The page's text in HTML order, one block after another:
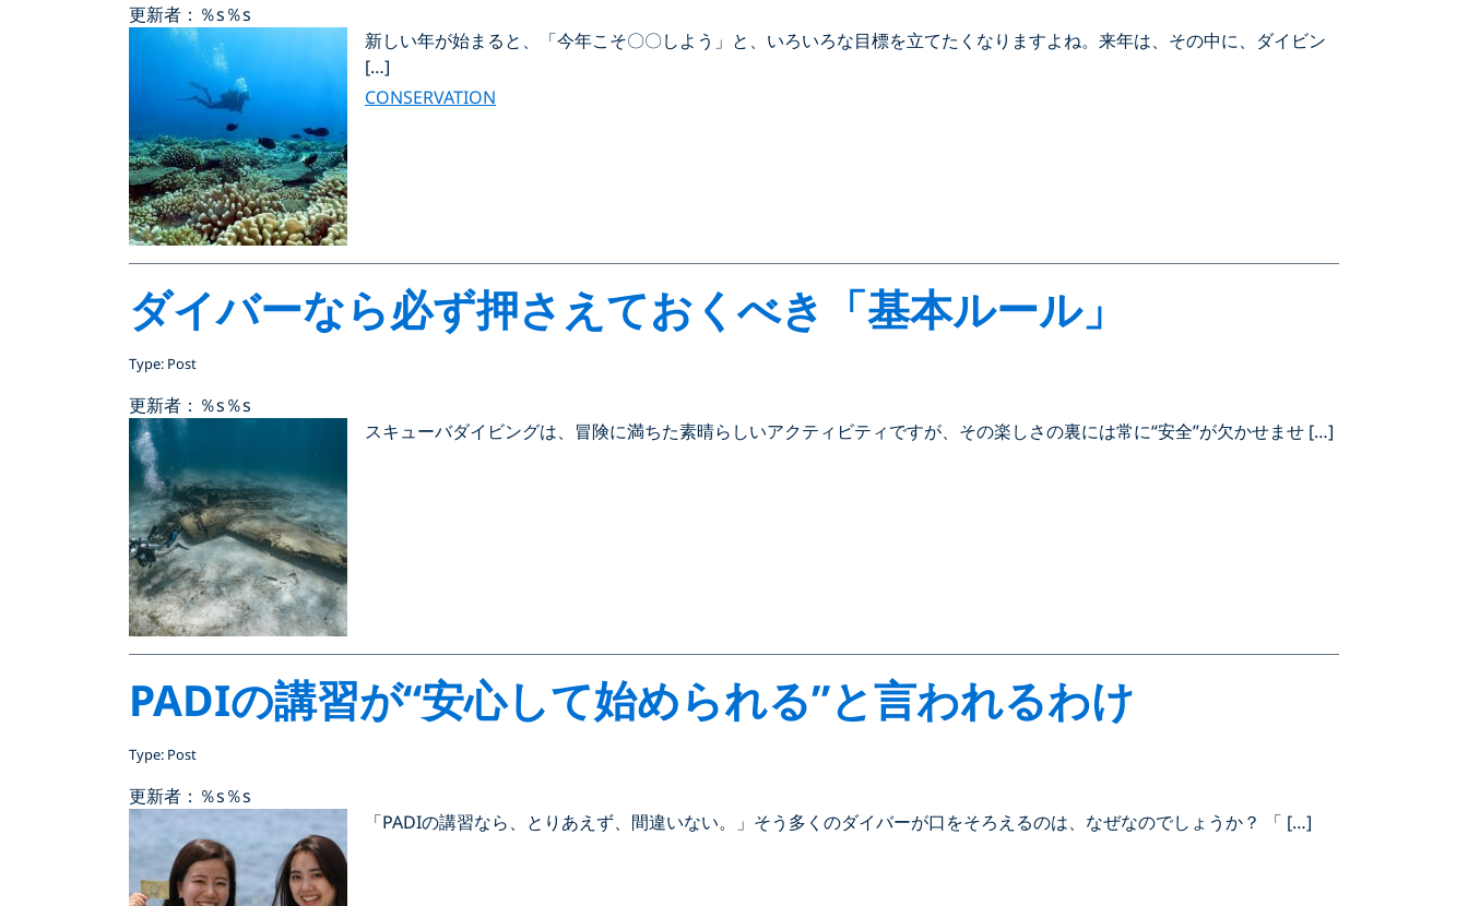
更新者：％s％s
新しい年が始まると、「今年こそ〇〇しよう」と、いろいろな目標を立てたくなりますよね。来年は、その中に、ダイビン
[…]
CONSERVATION
ダイバーなら必ず押さえておくべき「基本ルール」
Type: Post
更新者：％s％s
スキューバダイビングは、冒険に満ちた素晴らしいアクティビティですが、その楽しさの裏には常に“安全”が欠かせませ […]
PADIの講習が“安心して始められる”と言われるわけ
Type: Post
更新者：％s％s
「PADIの講習なら、とりあえず、間違いない。」そう多くのダイバーが口をそろえるのは、なぜなのでしょうか？ 「 […]